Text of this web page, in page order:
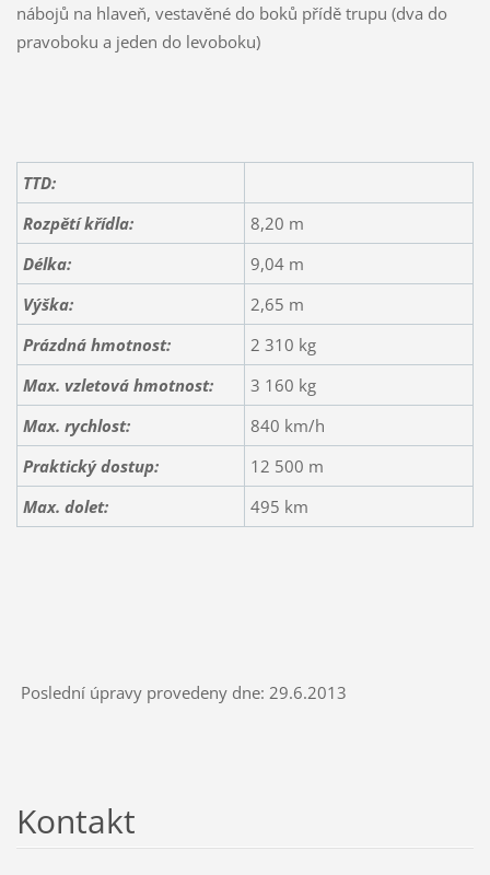
nábojů na hlaveň, vestavěné do boků přídě trupu (dva do
pravoboku a jeden do levoboku)
TTD:
Rozpětí křídla:
8,20 m
Délka:
9,04 m
Výška:
2,65 m
Prázdná hmotnost:
2 310 kg
Max. vzletová hmotnost:
3 160 kg
Max. rychlost:
840 km/h
Praktický dostup:
12 500 m
Max. dolet:
495 km
Poslední úpravy provedeny dne: 29.6.2013
Kontakt